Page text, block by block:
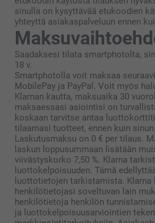
sinulla on kysyttävää etukoodien
yhteyttä asiakaspalveluun ennen
Saadaksesi tilata smartphotolta,
18 v.
Smartphotolla voit maksaa
MobilePay ja PayPal. Voit myös
Klarnan kautta, maksuaika 30
maksaessasi asiointisi on
koskaan tarvitse antaa
tilaamasi tuotteet, ennen kuin
Laskutusmaksu on 0 € per tilaus.
laskun loppusummaan lisätään
viivästyskorko 7,50 %. Klarna
luottokelpoisuuden. Tämä
luottotietojen tarkistamista. Klarna
henkilötietojasi soveltuvan lain
henkilötietoja henkilön
ja luottokelpoisuusarviointien